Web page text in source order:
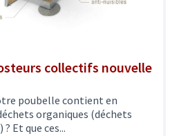
collectifs nouvelle
poubelle contient en
organiques (déchets
Et que ces...